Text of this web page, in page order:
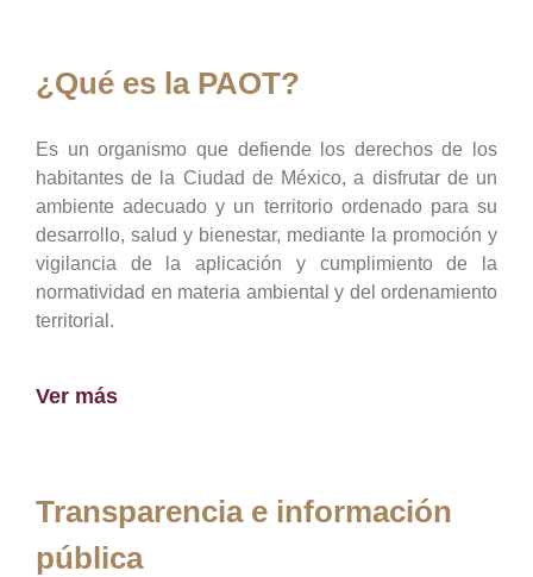
¿Qué es la PAOT?
Es un organismo que defiende los derechos de los
habitantes de la Ciudad de México, a disfrutar de un
ambiente adecuado y un territorio ordenado para su
desarrollo, salud y bienestar, mediante la promoción y
vigilancia de la aplicación y cumplimiento de la
normatividad en materia ambiental y del ordenamiento
territorial.
Ver más
Transparencia e información
pública